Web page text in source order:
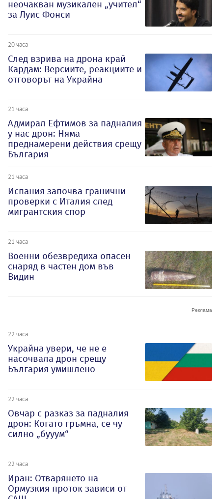
неочакван музикален „учител“
за Луис Фонси
20 часа
След взрива на дрона край
Кардам: Версиите, реакциите и
отговорът на Украйна
21 часа
Адмирал Ефтимов за падналия
у нас дрон: Няма
преднамерени действия срещу
България
21 часа
Испания започва гранични
проверки с Италия след
мигрантския спор
21 часа
Военни обезвредиха опасен
снаряд в частен дом във
Видин
22 часа
Украйна увери, че не е
насочвала дрон срещу
България умишлено
22 часа
Овчар с разказ за падналия
дрон: Когато гръмна, се чу
силно „бууум“
22 часа
Иран: Отварянето на
Ормузкия проток зависи от